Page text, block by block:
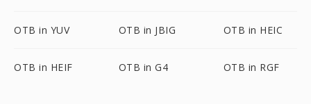
OTB in YUV OTB in JBIG OTB in HEIC
OTB in HEIF OTB in G4 OTB in RGF